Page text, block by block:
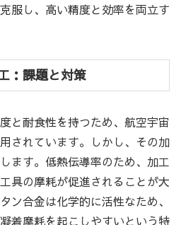
服し、高い精度と効率を両立す
：課題と対策
と耐食性を持つため、航空宇宙
されています。しかし、その加
ます。低熱伝導率のため、加工
具の摩耗が促進されることが大
ン合金は化学的に活性なため、
着摩耗を起こしやすいという特